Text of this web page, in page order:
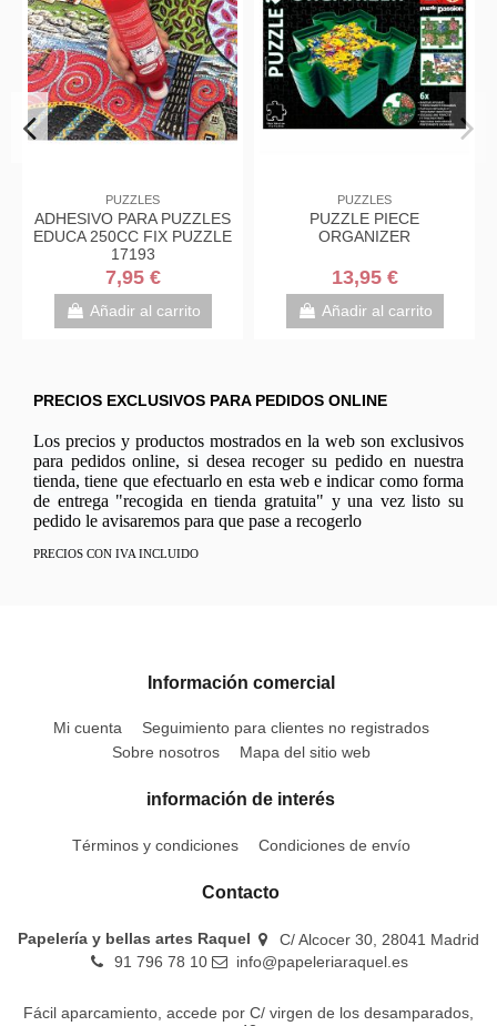
PUZZLES
ADHESIVO PARA PUZZLES
EDUCA 250CC FIX PUZZLE
17193
7,95 €
Añadir al carrito
PUZZLES
PUZZLE PIECE
ORGANIZER
13,95 €
Añadir al carrito
PRECIOS EXCLUSIVOS PARA PEDIDOS ONLINE
Los precios y productos mostrados en la web son exclusivos
para pedidos online, si desea recoger su pedido en nuestra
tienda, tiene que efectuarlo en esta web e indicar como forma
de entrega "recogida en tienda gratuita" y una vez listo su
pedido le avisaremos para que pase a recogerlo
PRECIOS CON IVA INCLUIDO
Información comercial
Mi cuenta
Seguimiento para clientes no registrados
Sobre nosotros
Mapa del sitio web
información de interés
Términos y condiciones Condiciones de envío
Contacto
Papelería y bellas artes Raquel
C/ Alcocer 30, 28041 Madrid
91 796 78 10
info@papeleriaraquel.es
Fácil aparcamiento, accede por C/ virgen de los desamparados,